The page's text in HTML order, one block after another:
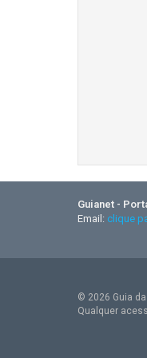
Guianet -
Email: clique
© 2026 Guia
Qualquer